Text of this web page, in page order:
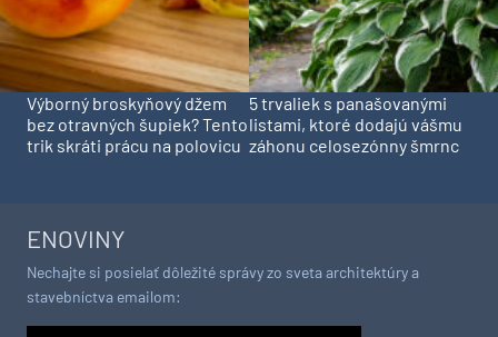
Výborný broskyňový džem
bez otravných šupiek? Tento
trik skráti prácu na polovicu
5 trvaliek s panašovanými
listami, ktoré dodajú vášmu
záhonu celosezónny šmrnc
ENOVINY
Nechajte si posielať dôležité správy zo sveta architektúry a
stavebníctva emailom: